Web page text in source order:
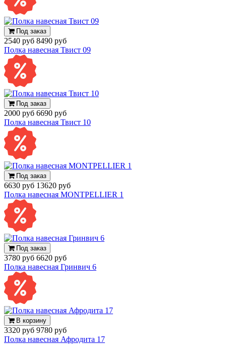
Под заказ
2540 руб 8490 руб
Полка навесная Твист 09
Под заказ
2000 руб 6690 руб
Полка навесная Твист 10
Под заказ
6630 руб 13620 руб
Полка навесная MONTPELLIER 1
Под заказ
3780 руб 6620 руб
Полка навесная Гринвич 6
В корзину
3320 руб 9780 руб
Полка навесная Афродита 17